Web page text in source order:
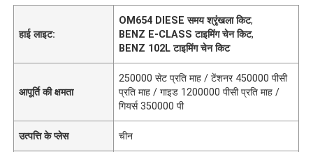
हाई लाइट:
OM654 DIESE समय श्रृंखला किट,
BENZ E-CLASS टाइमिंग चेन किट,
BENZ 102L टाइमिंग चेन किट
आपूर्ति की क्षमता
250000 सेट प्रति माह / टेंशनर 450000 पीसी
प्रति माह / गाइड 1200000 पीसी प्रति माह /
गियर्स 350000 पी
उत्पत्ति के प्लेस चीन